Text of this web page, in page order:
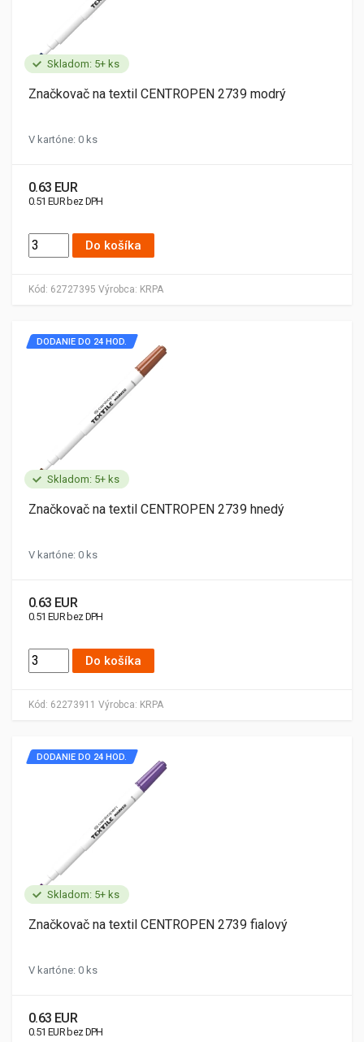
Skladom: 5+ ks
Kód: 62727395 Výrobca: KRPA
Značkovač na textil CENTROPEN 2739 modrý
V kartóne: 0 ks
0.63 EUR
0.51 EUR bez DPH
Do košíka
Skladom: 5+ ks
Kód: 62273911 Výrobca: KRPA
DODANIE DO 24 HOD.
Značkovač na textil CENTROPEN 2739 hnedý
V kartóne: 0 ks
0.63 EUR
0.51 EUR bez DPH
Do košíka
Skladom: 5+ ks
DODANIE DO 24 HOD.
Značkovač na textil CENTROPEN 2739 fialový
V kartóne: 0 ks
0.63 EUR
0.51 EUR bez DPH